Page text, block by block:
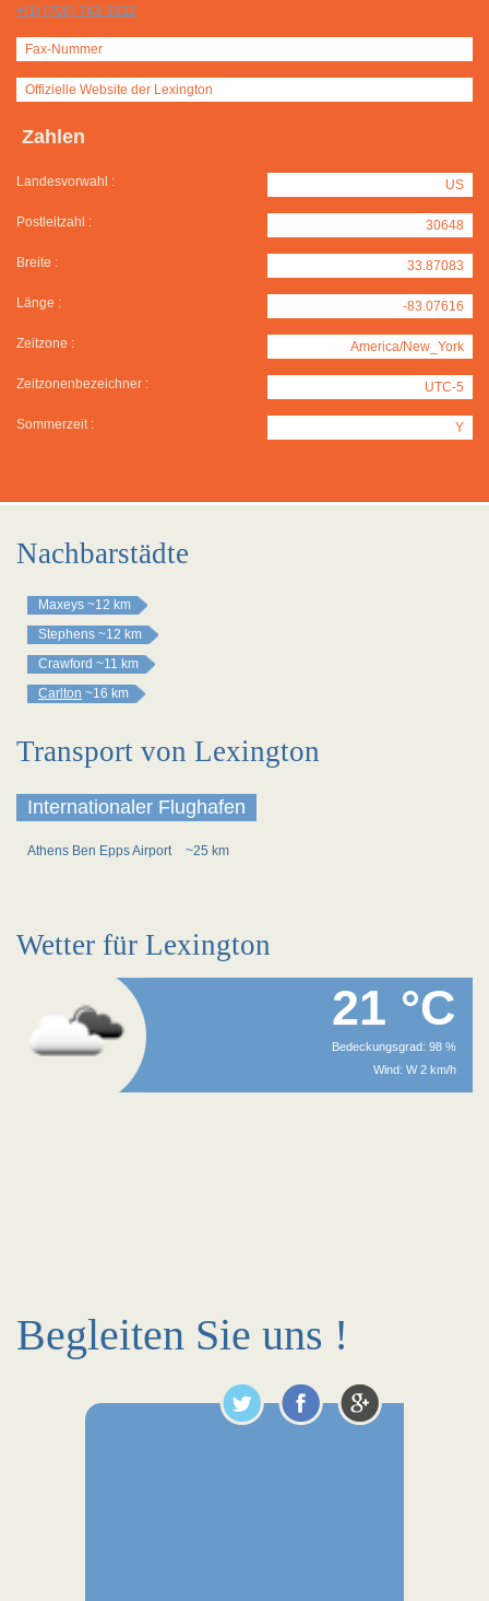
+(1) (706) 743-3322
Fax-Nummer
Offizielle Website der Lexington
Zahlen
Landesvorwahl : US
Postleitzahl : 30648
Breite : 33.87083
Länge : -83.07616
Zeitzone : America/New_York
Zeitzonenbezeichner : UTC-5
Sommerzeit : Y
Nachbarstädte
Maxeys ~12 km
Stephens ~12 km
Crawford ~11 km
Carlton ~16 km
Transport von Lexington
Internationaler Flughafen
Athens Ben Epps Airport ~25 km
Wetter für Lexington
21 °C
Bedeckungsgrad: 98 %
Wind: W 2 km/h
Begleiten Sie uns !